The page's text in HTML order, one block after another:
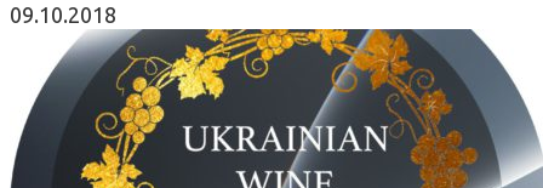
09.10.2018